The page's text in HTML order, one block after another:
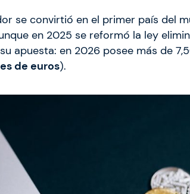
se convirtió en el primer país del
en 2025 se reformó la ley
apuesta: en 2026 posee más de
de euros).